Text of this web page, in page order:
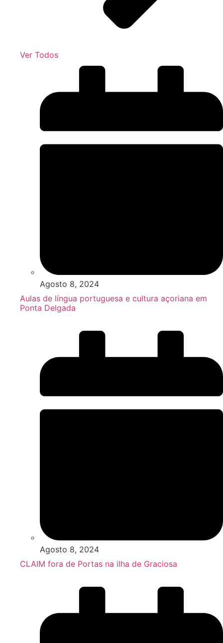
Ver Todos
Agosto 8, 2024
Aulas de língua portuguesa e cultura açoriana em
Ponta Delgada
Agosto 8, 2024
CLAIM fora de Portas na ilha de Graciosa